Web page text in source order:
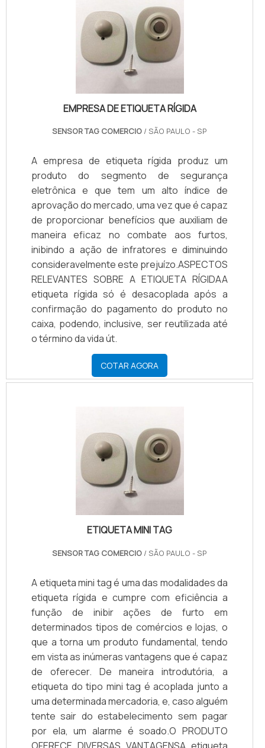
EMPRESA DE ETIQUETA RÍGIDA
SENSOR TAG COMERCIO / SÃO PAULO - SP
A empresa de etiqueta rígida produz um
produto do segmento de segurança
eletrônica e que tem um alto índice de
aprovação do mercado, uma vez que é capaz
de proporcionar benefícios que auxiliam de
maneira eficaz no combate aos furtos,
inibindo a ação de infratores e diminuindo
consideravelmente este prejuízo.ASPECTOS
RELEVANTES SOBRE A ETIQUETA RÍGIDAA
etiqueta rígida só é desacoplada após a
confirmação do pagamento do produto no
caixa, podendo, inclusive, ser reutilizada até
o término da vida út.
COTAR AGORA
ETIQUETA MINI TAG
SENSOR TAG COMERCIO / SÃO PAULO - SP
A etiqueta mini tag é uma das modalidades da
etiqueta rígida e cumpre com eficiência a
função de inibir ações de furto em
determinados tipos de comércios e lojas, o
que a torna um produto fundamental, tendo
em vista as inúmeras vantagens que é capaz
de oferecer. De maneira introdutória, a
etiqueta do tipo mini tag é acoplada junto a
uma determinada mercadoria, e, caso alguém
tente sair do estabelecimento sem pagar
por ela, um alarme é soado.O PRODUTO